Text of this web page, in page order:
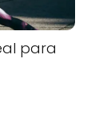
para